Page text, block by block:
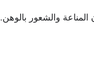
والشعور بالوهن.